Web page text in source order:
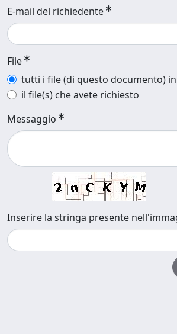
E-mail del richiedente
File
tutti i file (di questo documento)
il file(s) che avete richiesto
Messaggio
Inserire la stringa presente